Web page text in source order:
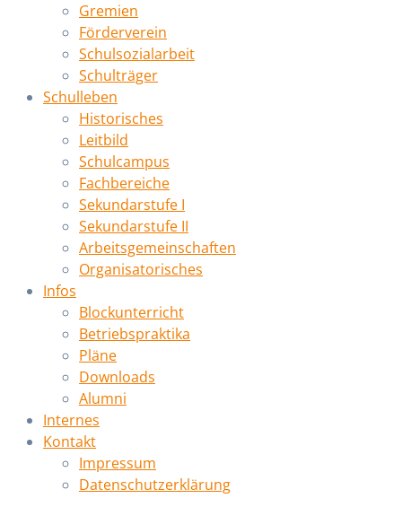
Gremien
Förderverein
Schulsozialarbeit
Schulträger
Schulleben
Historisches
Leitbild
Schulcampus
Fachbereiche
Sekundarstufe I
Sekundarstufe II
Arbeitsgemeinschaften
Organisatorisches
Infos
Blockunterricht
Betriebspraktika
Pläne
Downloads
Alumni
Internes
Kontakt
Impressum
Datenschutzerklärung